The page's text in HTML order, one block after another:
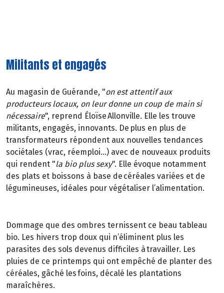
Militants et engagés
Au magasin de Guérande, "on est attentif aux
producteurs locaux, on leur donne un coup de main si
nécessaire", reprend Éloïse Allonville. Elle les trouve
militants, engagés, innovants. De plus en plus de
transformateurs répondent aux nouvelles tendances
sociétales (vrac, réemploi…) avec de nouveaux produits
qui rendent "la bio plus sexy". Elle évoque notamment
des plats et boissons à base de céréales variées et de
légumineuses, idéales pour végétaliser l’alimentation.
Dommage que des ombres ternissent ce beau tableau
bio. Les hivers trop doux qui n’éliminent plus les
parasites des sols devenus difficiles à travailler. Les
pluies de ce printemps qui ont empêché de planter des
céréales, gâché les foins, décalé les plantations
maraîchères.